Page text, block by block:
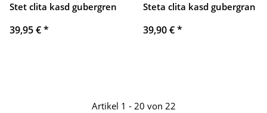
Stet clita kasd gubergren
39,95 €*
Steta clita kasd gubergran
39,90 €*
Artikel 1 - 20 von 22